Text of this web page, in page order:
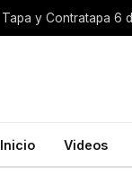
Tapa y Contratapa 6
Inicio Videos